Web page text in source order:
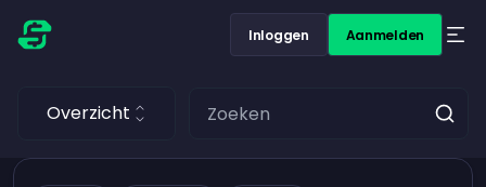
Inloggen Aanmelden
Overzicht